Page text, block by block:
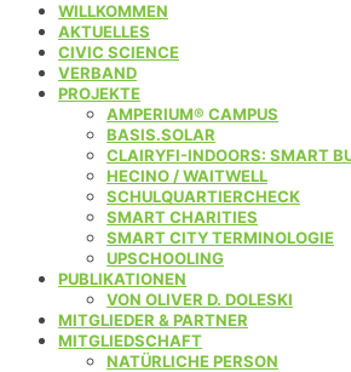
WILLKOMMEN
AKTUELLES
CIVIC SCIENCE
VERBAND
PROJEKTE
AMPERIUM® CAMPUS
BASIS.SOLAR
CLAIRYFI-INDOORS: SMART
HECINO / WAITWELL
SCHULQUARTIERCHECK
SMART CHARITIES
SMART CITY TERMINOLOGIE
UPSCHOOLING
PUBLIKATIONEN
VON OLIVER D. DOLESKI
MITGLIEDER & PARTNER
MITGLIEDSCHAFT
NATÜRLICHE PERSON